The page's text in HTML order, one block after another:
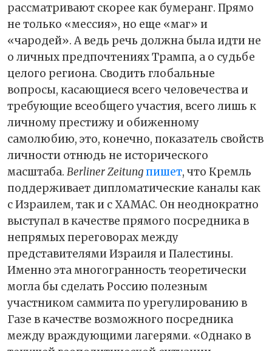
рассматривают скорее как бумеранг. Прямо
не только «мессия», но еще «маг» и
«чародей». А ведь речь должна была идти не
о личных предпочтениях Трампа, а о судьбе
целого региона. Сводить глобальные
вопросы, касающиеся всего человечества и
требующие всеобщего участия, всего лишь к
личному престижу и обиженному
самолюбию, это, конечно, показатель свойств
личности отнюдь не исторического
масштаба. Berliner Zeitungпишет, что Кремль
поддерживает дипломатические каналы как
с Израилем, так и с ХАМАС. Он неоднократно
выступал в качестве прямого посредника в
непрямых переговорах между
представителями Израиля и Палестины.
Именно эта многогранность теоретически
могла бы сделать Россию полезным
участником саммита по урегулированию в
Газе в качестве возможного посредника
между враждующими лагерями. «Однако в